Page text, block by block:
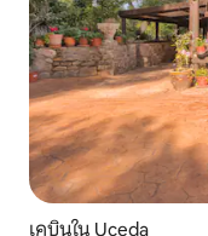
เคบินใน Uceda